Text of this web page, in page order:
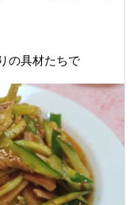
の具材たちで